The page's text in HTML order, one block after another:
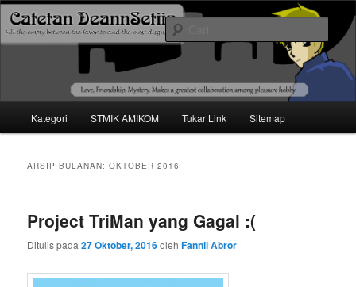
Catetan DS
Mari bermimpi dan ciptakan kehendak
Langsung
utama
Langsung
sekunder
Kategori STMIK AMIKOM Tukar Link Sitemap
ARSIP BULANAN:OKTOBER 2016
Project TriMan yang Gagal :(
Ditulis pada27 Oktober, 2016olehFannil Abror